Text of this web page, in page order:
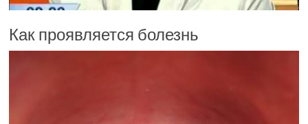
Как проявляется болезнь